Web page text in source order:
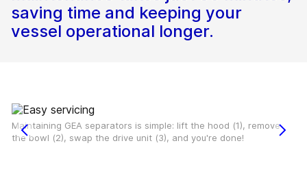
saving time and keeping your
vessel operational longer.
Maintaining GEA separators is simple: lift the hood (1), remove
the bowl (2), swap the drive unit (3), and you're done!